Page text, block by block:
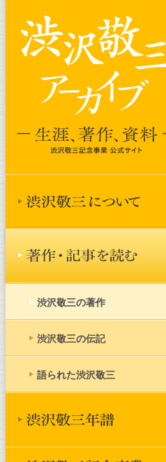
渋沢敬三の著作
渋沢敬三の伝記
語られた渋沢敬三